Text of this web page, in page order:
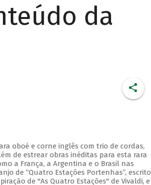
da
oboé e corne inglês com trio de cordas,
de estrear obras inéditas para esta rara
a França, a Argentina e o Brasil nas
de “Quatro Estações Portenhas”, escrito
de "As Quatro Estações" de Vivaldi, e